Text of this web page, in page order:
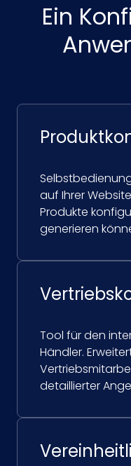
Ein
auf Ihrer
Produkte
generieren
Tool für den
Händler.
detaillierter